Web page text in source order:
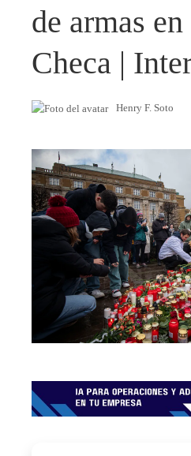
de armas
Checa |
Henry F. Soto